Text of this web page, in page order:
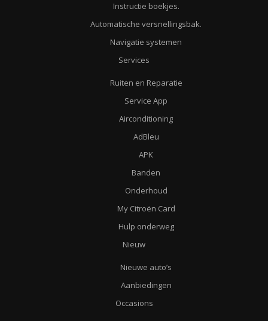
Instructie boekjes.
Automatische versnellingsbak.
Navigatie systemen
Services
Ruiten en Reparatie
Service App
Airconditioning
AdBleu
APK
Banden
Onderhoud
My Citroën Card
Hulp onderweg
Nieuw
Nieuwe auto’s
Aanbiedingen
Occasions